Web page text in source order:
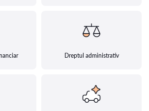
Dreptul administrativ